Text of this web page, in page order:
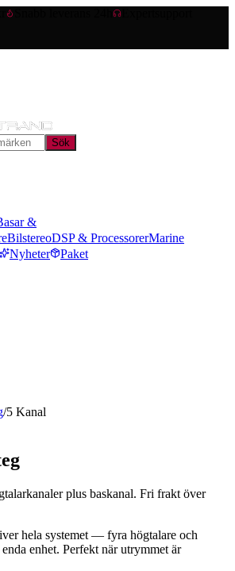
Sök
&
BilstereoDSP & ProcessorerMarine
Nyheter Paket
/5 Kanal
plus baskanal. Fri frakt över
hela systemet — fyra högtalare och
enhet. Perfekt när utrymmet är